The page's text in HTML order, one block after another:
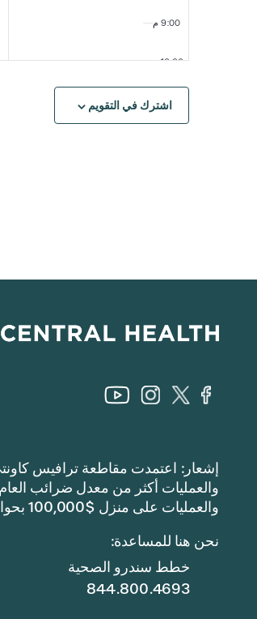
9:00 م
10:00 م
مساءًاشترك في التقويم
والعمليات على منزل $100,000 بحوالي $8.41 (ثمانية دولارات وواحد وأربعين سنتًا).
نحن هنا للمساعدة:
خطط سندرو الصحية
844.800.4693